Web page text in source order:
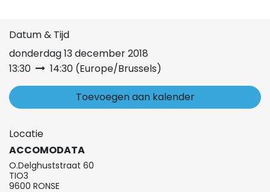
Datum & Tijd
donderdag 13 december 2018
13:30
14:30 (Europe/Brussels)
Toevoegen aan kalender
Locatie
ACCOMODATA
O.Delghuststraat 60
TIO3
9600 RONSE